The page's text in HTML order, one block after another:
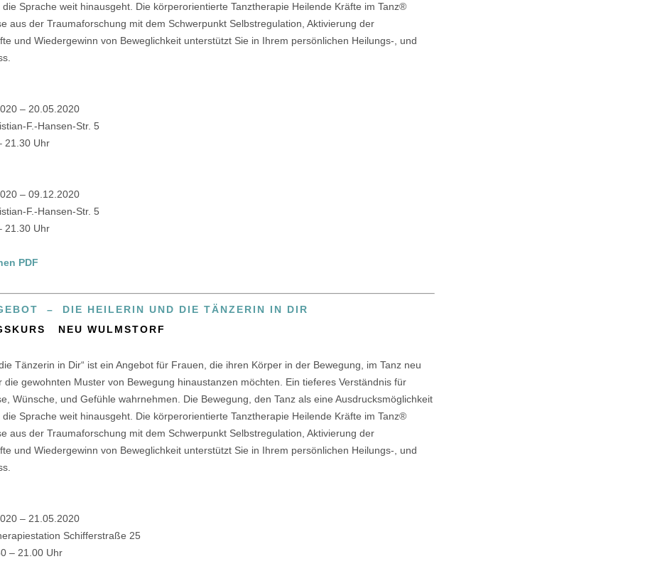
Sprache weit hinausgeht. Die körperorientierte Tanztherapie Heilende Kräfte im Tanz®
aus der Traumaforschung mit dem Schwerpunkt Selbstregulation, Aktivierung der
und Wiedergewinn von Beweglichkeit unterstützt Sie in Ihrem persönlichen Heilungs-, und
– 20.05.2020
F.-Hansen-Str. 5
21.30 Uhr
– 09.12.2020
F.-Hansen-Str. 5
21.30 Uhr
PDF
– DIE HEILERIN UND DIE TÄNZERIN IN DIR
NEU WULMSTORF
die Tänzerin in Dir“ ist ein Angebot für Frauen, die ihren Körper in der Bewegung, im Tanz neu
die gewohnten Muster von Bewegung hinaustanzen möchten. Ein tieferes Verständnis für
Wünsche, und Gefühle wahrnehmen. Die Bewegung, den Tanz als eine Ausdrucksmöglichkeit
Sprache weit hinausgeht. Die körperorientierte Tanztherapie Heilende Kräfte im Tanz®
aus der Traumaforschung mit dem Schwerpunkt Selbstregulation, Aktivierung der
und Wiedergewinn von Beweglichkeit unterstützt Sie in Ihrem persönlichen Heilungs-, und
– 21.05.2020
Schifferstraße 25
– 21.00 Uhr